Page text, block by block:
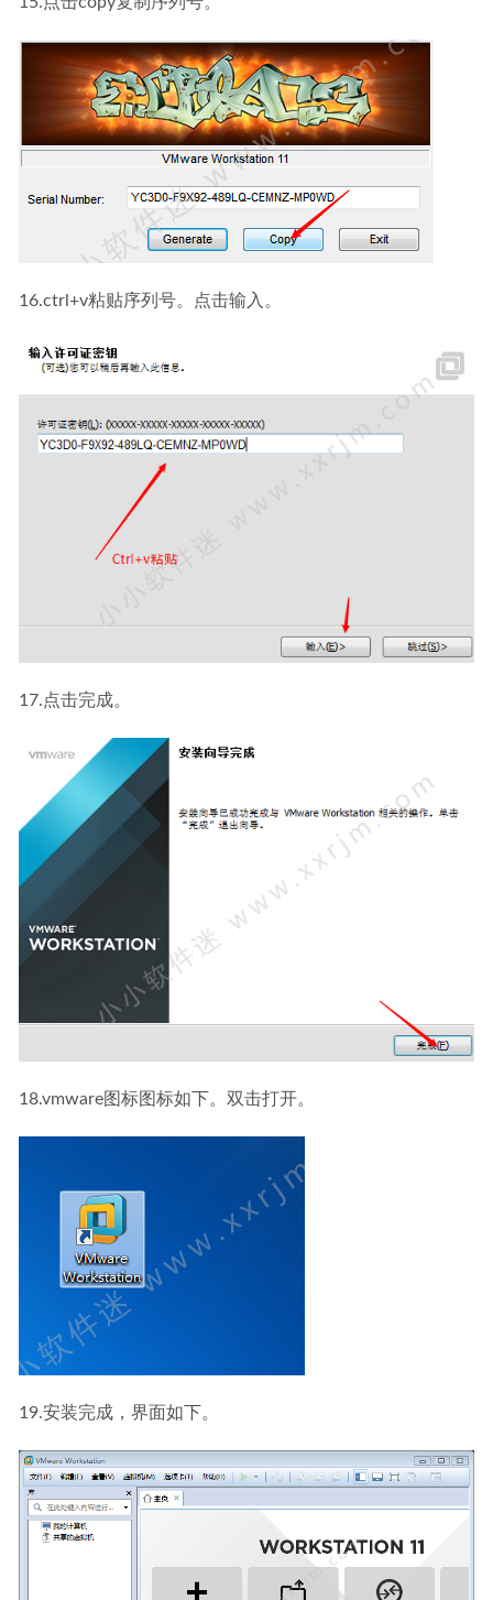
16.ctrl+v粘贴序列号。点击输入。
17.点击完成。
18.vmware图标图标如下。双击打开。
19.安装完成，界面如下。